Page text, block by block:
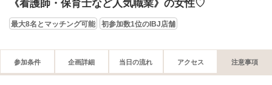
《看護師・保育士など人気職業》の女性♡
最大8名とマッチング可能 初参加数1位のIBJ店舗
参加条件 企画詳細 当日の流れ アクセス 注意事項